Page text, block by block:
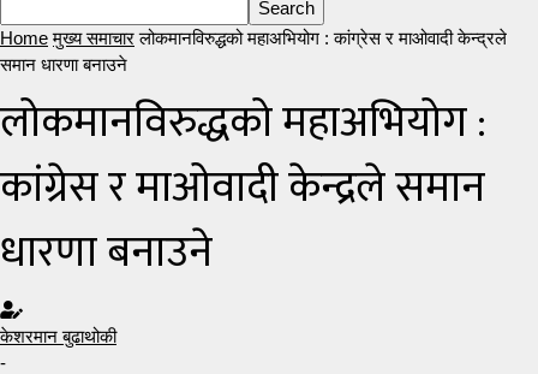
Home मुख्य समाचार लोकमानविरुद्धको महाअभियोग : कांग्रेस र माओवादी केन्द्रले
समान धारणा बनाउने
लोकमानविरुद्धको महाअभियोग :
कांग्रेस र माओवादी केन्द्रले समान
धारणा बनाउने
केशरमान बुढाथोकी
-